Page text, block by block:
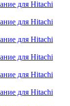
для Hitachi
для Hitachi
для Hitachi
для Hitachi
для Hitachi
для Hitachi